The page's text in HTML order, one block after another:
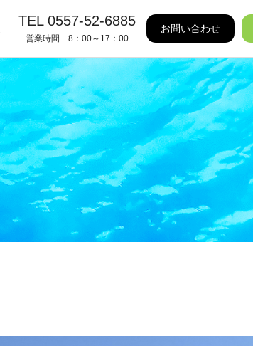
TEL 0557-52-6885
営業時間 8：00～17：00
お問い合わせ